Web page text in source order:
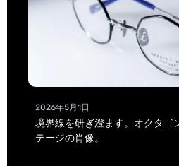
2026年5月1日
境界線を研ぎ澄ます。オクタゴ
テージの肖像。